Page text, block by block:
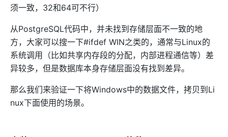
须一致，32和64可不行）
从PostgreSQL代码中，并未找到存储层面不一致的地
方，大家可以搜一下#ifdef WIN之类的，通常与Linux的
系统调用（比如共享内存段的分配，内部进程通信等）差
异较多，但是数据库本身存储层面没有找到差异。
那么我们来验证一下将Windows中的数据文件，拷贝到Li
nux下面使用的场景。